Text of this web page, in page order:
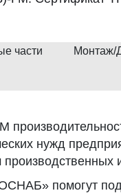
части Монтаж/
нужд
помогут